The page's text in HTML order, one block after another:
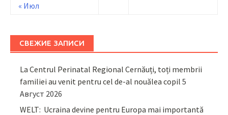
« Июл
СВЕЖИЕ ЗАПИСИ
La Centrul Perinatal Regional Cernăuți, toți membrii
familiei au venit pentru cel de-al nouălea copil 5
Август 2026
WELT: Ucraina devine pentru Europa mai importantă